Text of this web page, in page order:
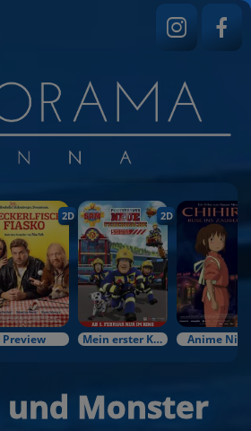
2D
Preview
2D
Mein erster Kinobesuch Anime
Monster